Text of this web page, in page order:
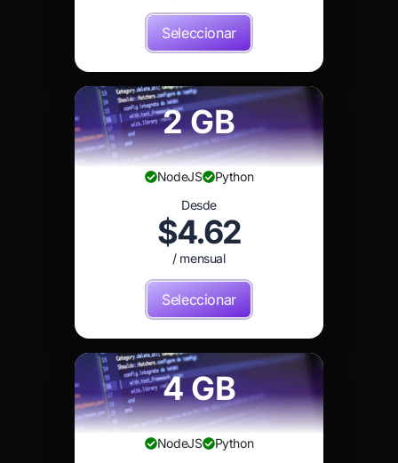
Seleccionar
2 GB
NodeJS
Python
Desde
$4.62
/ mensual
Seleccionar
4 GB
NodeJS
Python